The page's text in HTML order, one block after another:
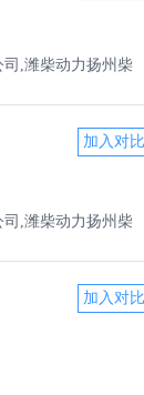
,潍柴动力扬州柴
,潍柴动力扬州柴